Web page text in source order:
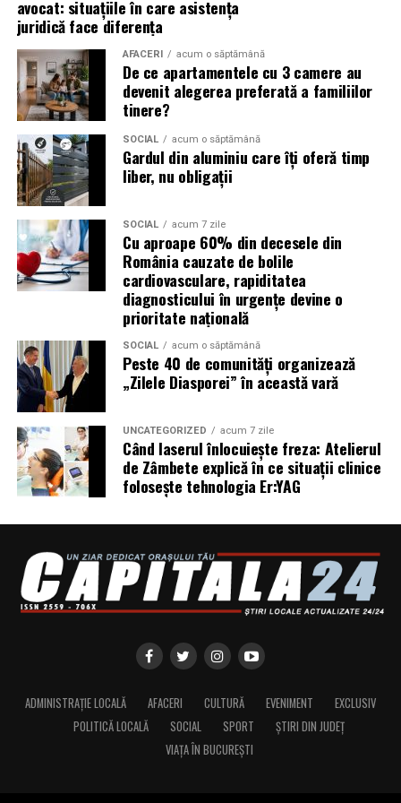
reducerea acumulării de reziduuri;
protejarea filtrului de particule;
funcționarea eficientă a sistemului antipoluare.
Acest aspect este esențial pentru reducerea riscului
unor reparații costisitoare.
Avantajele Ravenol VMP USVO 5W30
Printre cele mai importante avantaje se numără:
tehnologie USVO;
stabilitate termică ridicată;
rezistență la oxidare;
protecție împotriva uzurii;
reducerea depunerilor;
compatibilitate cu numeroase aprobări OEM;
performanțe foarte bune la pornirea la rece;
Ravenol VMP USVO 5W30 vs alte uleiuri 5W30
Mulți șoferi compară acest produs cu alte uleiuri
premium.
Diferențele apar în special la:
tehnologia utilizată;
aprobările OEM;
stabilitatea vâscozității;
(Advertorial)
avocat: situațiile în care asistența
juridică face diferența
AFACERI acum o săptămână
De ce apartamentele cu 3 camere au
devenit alegerea preferată a familiilor
tinere?
SOCIAL acum o săptămână
Gardul din aluminiu care îți oferă timp
liber, nu obligații
SOCIAL acum 7 zile
Cu aproape 60% din decesele din
România cauzate de bolile
cardiovasculare, rapiditatea
diagnosticului în urgențe devine o
prioritate națională
SOCIAL acum o săptămână
Peste 40 de comunități organizează
„Zilele Diasporei” în această vară
UNCATEGORIZED acum 7 zile
Când laserul înlocuiește freza: Atelierul
de Zâmbete explică în ce situații clinice
folosește tehnologia Er:YAG
ADMINISTRAȚIE LOCALĂ AFACERI CULTURĂ EVENIMENT
EXCLUSIV
POLITICĂ LOCALĂ
SOCIAL SPORT
ȘTIRI DIN JUDEȚ
VIAȚA ÎN BUCUREȘTI